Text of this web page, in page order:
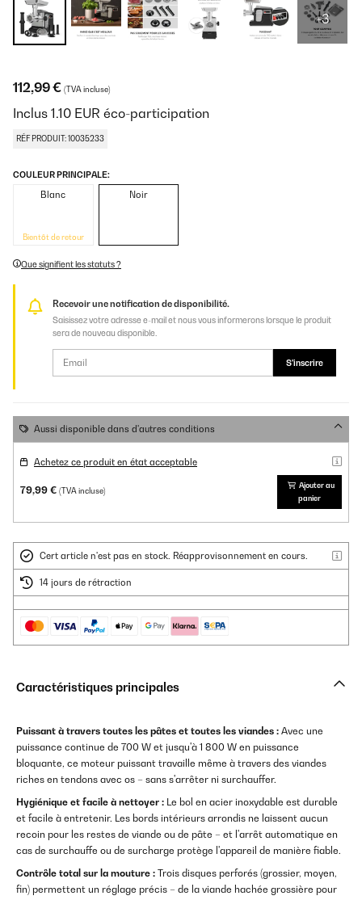
+3
112,99 € (TVA incluse)
Inclus 1.10 EUR éco-participation
RÉF PRODUIT: 10035233
COULEUR PRINCIPALE:
Blanc
Bientôt de retour
Noir
Que signifient les statuts ?
Recevoir une notification de disponibilité.
Saisissez votre adresse e-mail et nous vous informerons lorsque le produit
sera de nouveau disponible.
S'inscrire
Aussi disponible dans d'autres conditions
Achetez ce produit en état acceptable
79,99 € (TVA incluse)
Ajouter au
panier
Cert article n'est pas en stock. Réapprovisonnement en cours.
14 jours de rétraction
Caractéristiques principales
Puissant à travers toutes les pâtes et toutes les viandes : Avec une
puissance continue de 700 W et jusqu'à 1 800 W en puissance
bloquante, ce moteur puissant travaille même à travers des viandes
riches en tendons avec os – sans s'arrêter ni surchauffer.
Hygiénique et facile à nettoyer : Le bol en acier inoxydable est durable
et facile à entretenir. Les bords intérieurs arrondis ne laissent aucun
recoin pour les restes de viande ou de pâte – et l'arrêt automatique en
cas de surchauffe ou de surcharge protège l'appareil de manière fiable.
Contrôle total sur la mouture : Trois disques perforés (grossier, moyen,
fin) permettent un réglage précis – de la viande hachée grossière pour